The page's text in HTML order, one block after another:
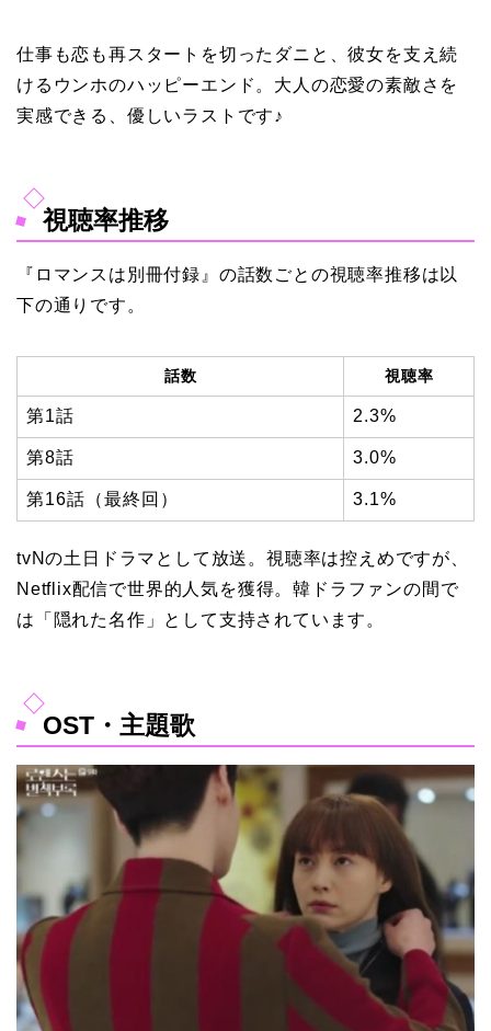
仕事も恋も再スタートを切ったダニと、彼女を支え続
けるウンホのハッピーエンド。大人の恋愛の素敵さを
実感できる、優しいラストです♪
視聴率推移
『ロマンスは別冊付録』の話数ごとの視聴率推移は以
下の通りです。
話数 視聴率
第1話 2.3%
第8話 3.0%
第16話（最終回） 3.1%
tvNの土日ドラマとして放送。視聴率は控えめですが、
Netflix配信で世界的人気を獲得。韓ドラファンの間で
は「隠れた名作」として支持されています。
OST・主題歌